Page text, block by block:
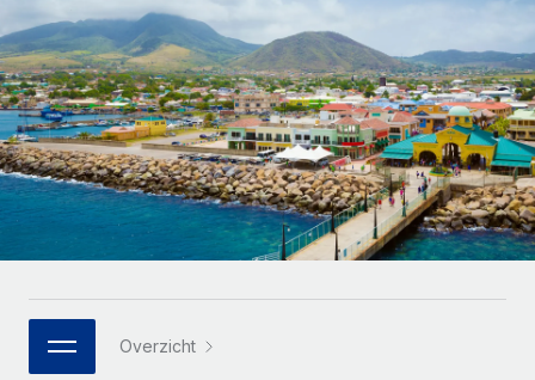
INFRASTRUCTUUR
Remote Embedded
HR naadloos in workflows integreren
Platform
Ingebouwde essentiële HR-functies voor je team
Verbinden
Integraties
Processen stroomlijnen met essentiële zakelijke tools
Flexibele global HR en payroll solutions voor groeiende
bedrijven
Mid-market
Teams uitbreiden met HR solutions op maat
Enterprise
Global HR voor grote bedrijven
Strategische technologiepartners
Integreer global HR flexibel in je platform
LEREN MET REMOTE
Onderzoek en gidsen
Casestudy's
HR-woordenlijst
Checklists en templates
Webinars
Evenementen
Deutsch
Español
Italiano
Português (Portugal)
Overzicht